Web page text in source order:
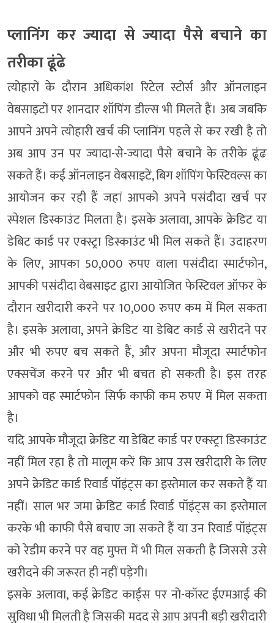
प्लानिंग कर ज्यादा से ज्यादा पैसे बचाने का
तरीका ढूंढे
त्योहारों के दौरान अधिकांश रिटेल स्टोर्स और ऑनलाइन
वेबसाइटों पर शानदार शॉपिंग डील्स भी मिलते हैं। अब जबकि
आपने अपने त्योहारी खर्च की प्लानिंग पहले से कर रखी है तो
अब आप उन पर ज्यादा-से-ज्यादा पैसे बचाने के तरीके ढूंढ
सकते हैं। कई ऑनलाइन वेबसाइटें, बिग शॉपिंग फेस्टिवल्स का
आयोजन कर रही हैं जहां आपको अपने पसंदीदा खर्च पर
स्पेशल डिस्काउंट मिलता है। इसके अलावा, आपके क्रेडिट या
डेबिट कार्ड पर एक्स्ट्रा डिस्काउंट भी मिल सकते हैं। उदाहरण
के लिए, आपका 50,000 रुपए वाला पसंदीदा स्मार्टफोन,
आपकी पसंदीदा वेबसाइट द्वारा आयोजित फेस्टिवल ऑफर के
दौरान खरीदारी करने पर 10,000 रुपए कम में मिल सकता
है। इसके अलावा, अपने क्रेडिट या डेबिट कार्ड से खरीदने पर
और भी रुपए बच सकते हैं, और अपना मौजूदा स्मार्टफोन
एक्सचेंज करने पर और भी बचत हो सकती है। इस तरह
आपको वह स्मार्टफोन सिर्फ काफी कम रुपए में मिल सकता
है।
यदि आपके मौजूदा क्रेडिट या डेबिट कार्ड पर एक्स्ट्रा डिस्काउंट
नहीं मिल रहा है तो मालूम करें कि आप उस खरीदारी के लिए
अपने क्रेडिट कार्ड रिवार्ड पॉइंट्स का इस्तेमाल कर सकते हैं या
नहीं। साल भर जमा क्रेडिट कार्ड रिवार्ड पॉइंट्स का इस्तेमाल
करके भी काफी पैसे बचाए जा सकते हैं या उन रिवार्ड पॉइंट्स
को रेडीम करने पर वह मुफ्त में भी मिल सकती है जिससे उसे
खरीदने की जरूरत ही नहीं पड़ेगी।
इसके अलावा, कई क्रेडिट कार्ड्स पर नो-कॉस्ट ईएमआई की
सुविधा भी मिलती है जिसकी मदद से आप अपनी बड़ी खरीदारी